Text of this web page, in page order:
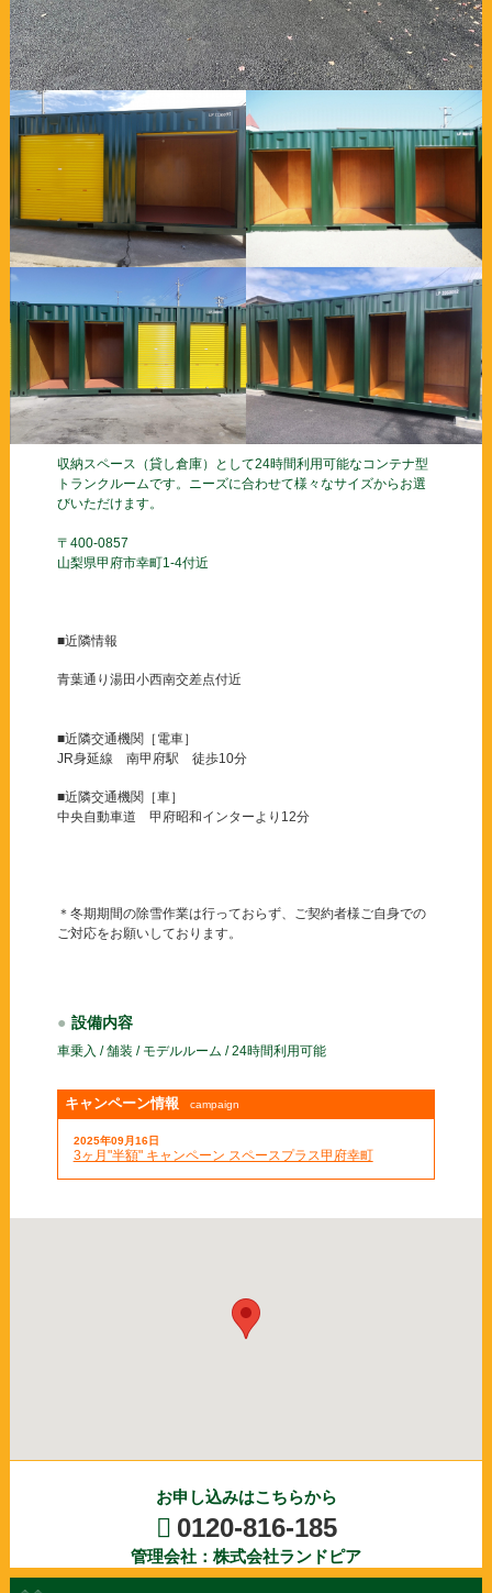
収納スペース（貸し倉庫）として24時間利用可能なコンテナ型
トランクルームです。ニーズに合わせて様々なサイズからお選
びいただけます。
〒400-0857
山梨県甲府市幸町1-4付近
■近隣情報
青葉通り湯田小西南交差点付近
■近隣交通機関［電車］
JR身延線 南甲府駅 徒歩10分
■近隣交通機関［車］
中央自動車道 甲府昭和インターより12分
＊冬期期間の除雪作業は行っておらず、ご契約者様ご自身での
ご対応をお願いしております。
設備内容
車乗入 / 舗装 / モデルルーム / 24時間利用可能
キャンペーン情報 campaign
2025年09月16日
3ヶ月"半額" キャンペーン スペースプラス甲府幸町
お申し込みはこちらから
0120-816-185
管理会社：株式会社ランドピア